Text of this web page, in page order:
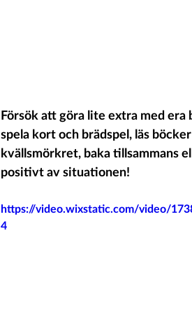
Försök att göra lite extra med
spela kort och brädspel, läs
kvällsmörkret, baka tillsammans
positivt av situationen!
https://video.wixstatic.com/video/
4